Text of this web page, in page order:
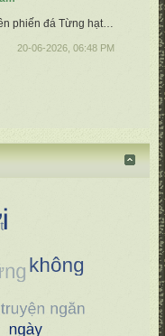
phiến đá Từng hạt trôi suốt tháng ngày qua
20-06-2026, 06:48 PM